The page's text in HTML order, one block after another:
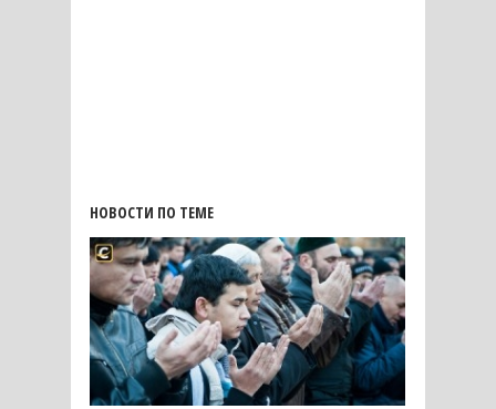
НОВОСТИ ПО ТЕМЕ